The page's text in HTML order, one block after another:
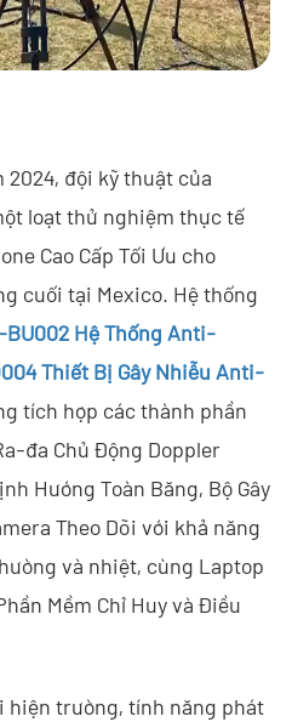
Drone
Drone
Drone
Anti-Drone Định Hướng
Anti-Drone Định Hướng
Anti-Drone Định Hướng
Anti-Drone Đa Hướng
Anti-Drone
2024, đội kỹ thuật của
loạt thử nghiệm thực tế
Cao Cấp Tối Ưu cho
cuối tại Mexico. Hệ thống
BU002 Hệ Thống Anti-
Thiết Bị Gây Nhiễu Anti-
tích hợp các thành phần
đa Chủ Động Doppler
Hướng Toàn Băng, Bộ Gây
Theo Dõi với khả năng
và nhiệt, cùng Laptop
Mềm Chỉ Huy và Điều
hiện trường, tính năng phát